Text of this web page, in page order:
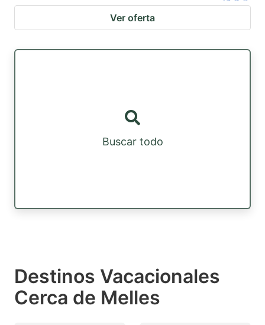
Ver oferta
Buscar todo
Destinos Vacacionales
Cerca de Melles